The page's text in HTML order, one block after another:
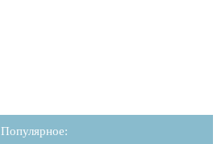
Популярное: